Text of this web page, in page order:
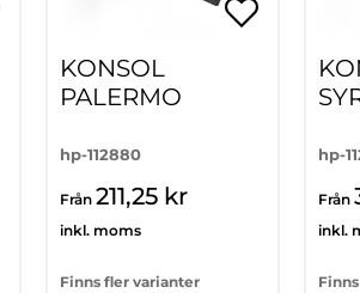
KONSOL
PALERMO
hp-112880
Från 211,25 kr
inkl. moms
Finns fler varianter
hp-
Från
inkl.